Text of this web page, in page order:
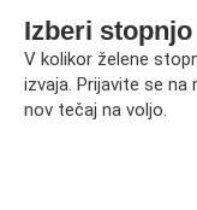
Izberi
V kolikor želene
izvaja. Prijavite se
nov tečaj na voljo.